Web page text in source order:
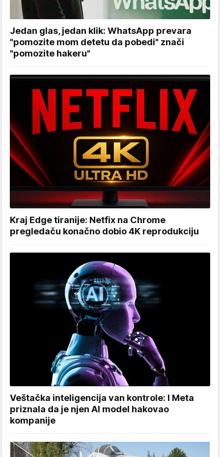
Jedan glas, jedan klik: WhatsApp prevara
"pomozite mom detetu da pobedi" znači
"pomozite hakeru"
Kraj Edge tiranije: Netfix na Chrome
pregledaču konačno dobio 4K reprodukciju
Veštačka inteligencija van kontrole: I Meta
priznala da je njen AI model hakovao
kompanije